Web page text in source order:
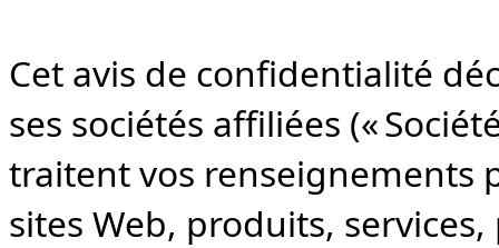
Cet avis de confidentialité
ses sociétés affiliées («
traitent vos renseignements
sites Web, produits,